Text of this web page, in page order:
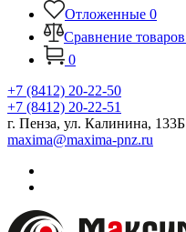
Отложенные 0
Сравнение товаров
0
+7 (8412) 20-22-50
+7 (8412) 20-22-51
г. Пенза, ул. Калинина, 133Б
maxima@maxima-pnz.ru